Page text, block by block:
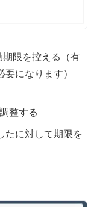
限を控える（有
になります）
整する
たに対して期限を